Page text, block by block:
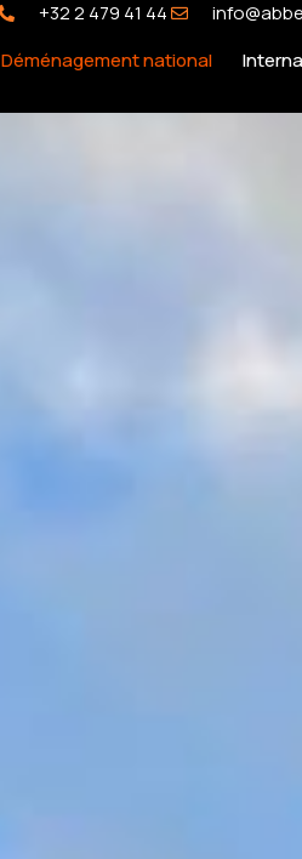
+32 2 479 41 44
Déménagement national